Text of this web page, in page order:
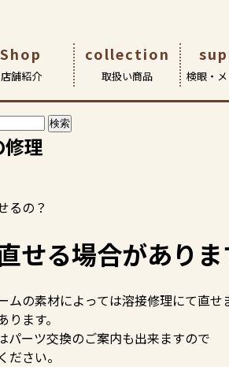
Shop
店舗紹介
舗紹介
collection
取扱い商品
扱商品
検眼・
・メンテナンス
&アイについて
すすめ商品など、各店からの情報満載
理
るの？
る場合がありま
ムの素材によっては溶接修理にて直せ
ます。
パーツ交換のご案内も出来ますので
ださい。